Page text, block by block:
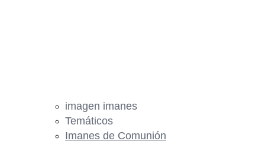
imagen imanes
Temáticos
Imanes de Comunión